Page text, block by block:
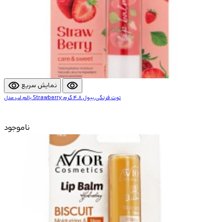
visibility نمایش سریع visibility
بالم لب مدل Strawberry توت فرنگی بیول 4.8 گرم
ناموجود